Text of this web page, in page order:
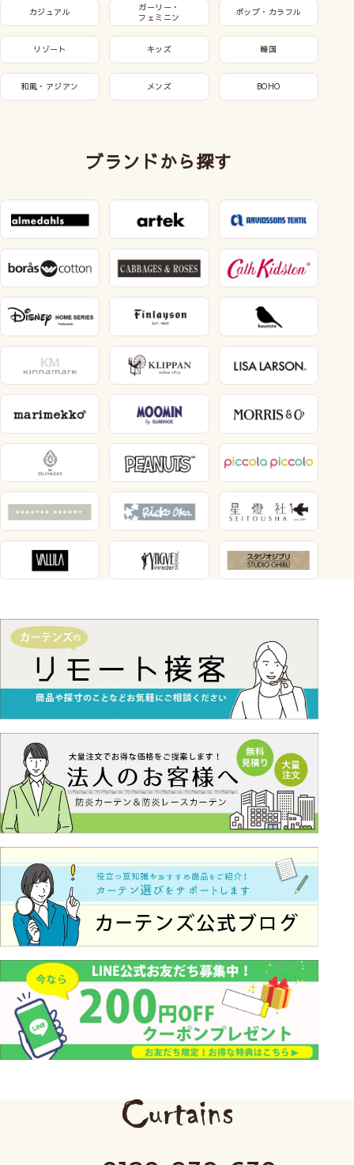
カジュアル
ガーリー・
フェミニン
ポップ・カラフル
リゾート キッズ 韓国
和風・アジアン メンズ BOHO
ブランドから探す